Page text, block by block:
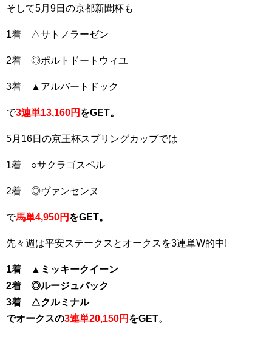
そして5月9日の京都新聞杯も
1着 △サトノラーゼン
2着 ◎ポルトドートウィユ
3着 ▲アルバートドック
で3連単13,160円 をGET。
5月16日の京王杯スプリングカップでは
1着 ○サクラゴスペル
2着 ◎ヴァンセンヌ
で馬単4,950円 をGET。
先々週は平安ステークスとオークスを3連単W的中!
1着 ▲ミッキークイーン
2着 ◎ルージュバック
3着 △クルミナル
でオークスの3連単20,150円 をGET。